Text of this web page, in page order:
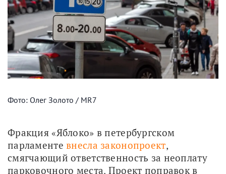
Фото: Олег Золото / MR7
Фракция «Яблоко» в петербургском
парламенте внесла законопроект,
смягчающий ответственность за неоплату
парковочного места. Проект поправок в